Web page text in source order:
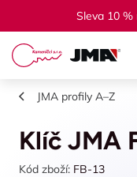
Sleva 10 %
JMA profily A–Z
Klíč JMA
Kód zboží: FB-13